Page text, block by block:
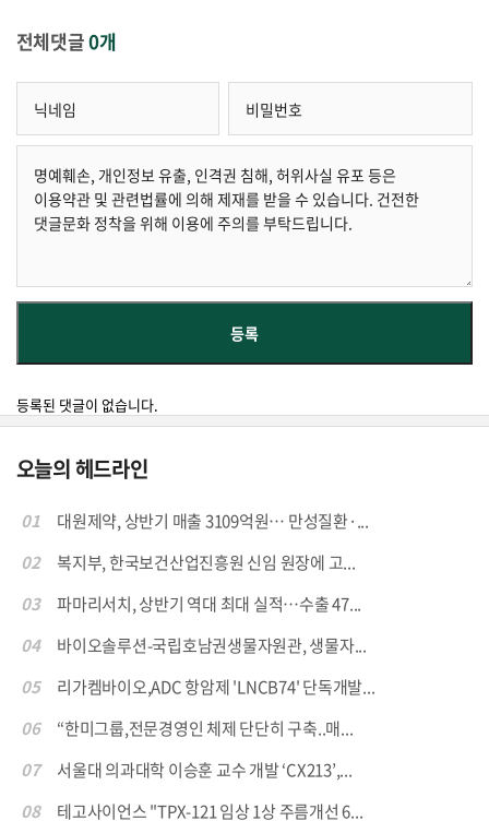
전체댓글0개
등록된 댓글이 없습니다.
오늘의 헤드라인
01
대원제약, 상반기 매출 3109억원… 만성질환·...
02
복지부, 한국보건산업진흥원 신임 원장에 고...
03
파마리서치, 상반기 역대 최대 실적…수출 47...
04
바이오솔루션-국립호남권생물자원관, 생물자...
05
리가켐바이오,ADC 항암제 'LNCB74' 단독개발...
06
“한미그룹,전문경영인 체제 단단히 구축..매...
07
서울대 의과대학 이승훈 교수 개발 ‘CX213’,...
08
테고사이언스 "TPX-121 임상 1상 주름개선 6...